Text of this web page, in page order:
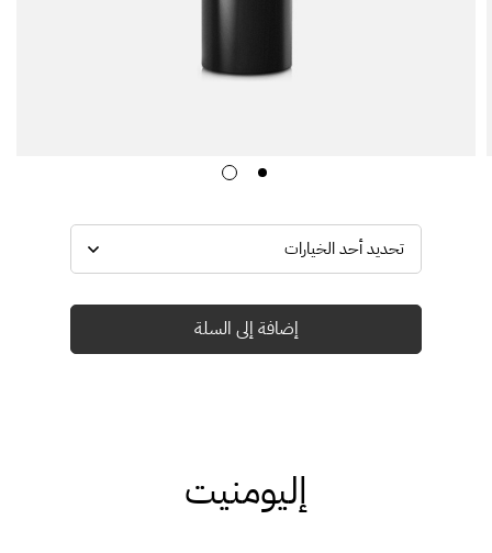
إضافة إلى السلة
إليومنيت